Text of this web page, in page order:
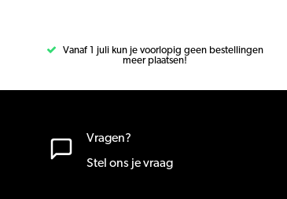
Vanaf 1 juli kun je voorlopig geen bestellingen
meer plaatsen!
Vragen?
Stel ons je vraag